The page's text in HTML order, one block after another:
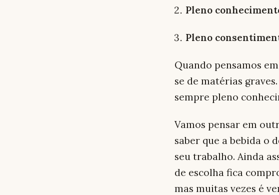
Pleno
Pleno
Quando pensamos
se de matérias
sempre pleno
Vamos pensar em
saber que a bebida o
seu trabalho. Ainda
de escolha fica
mas muitas vezes é